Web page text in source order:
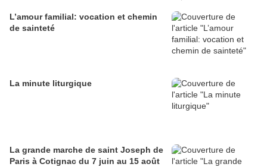
L’amour familial: vocation et chemin
de sainteté
La minute liturgique
La grande marche de saint Joseph de
Paris à Cotignac du 7 juin au 15 août